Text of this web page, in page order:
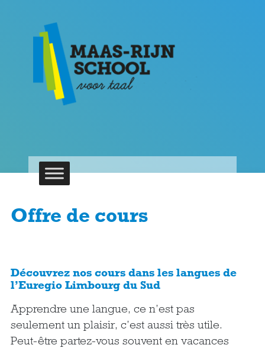
Offre de cours
Découvrez nos cours dans les langues de
l’Euregio Limbourg du Sud
Apprendre une langue, ce n’est pas
seulement un plaisir, c’est aussi très utile.
Peut-être partez-vous souvent en vacances